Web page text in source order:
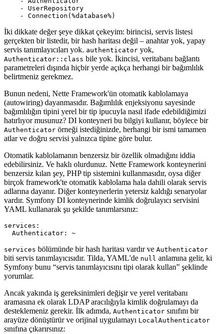
    - UserRepository
İki dikkate değer şeye dikkat çekeyim: birincisi, servis listesi
gerçekten bir listedir, bir hash haritası değil – anahtar yok, yapay
servis tanımlayıcıları yok. authenticator yok,
Authenticator::class bile yok. İkincisi, veritabanı bağlantı
parametreleri dışında hiçbir yerde açıkça herhangi bir bağımlılık
belirtmeniz gerekmez.
Bunun nedeni, Nette Framework'ün otomatik kablolamaya
(autowiring) dayanmasıdır. Bağımlılık enjeksiyonu sayesinde
bağımlılığın tipini yerel bir tip ipucuyla nasıl ifade edebildiğimizi
hatırlıyor musunuz? DI konteyneri bu bilgiyi kullanır, böylece bir
Authenticator örneği istediğinizde, herhangi bir ismi tamamen
atlar ve doğru servisi yalnızca tipine göre bulur.
Otomatik kablolamanın benzersiz bir özellik olmadığını iddia
edebilirsiniz. Ve haklı olurdunuz. Nette Framework konteynerini
benzersiz kılan şey, PHP tip sistemini kullanmasıdır, oysa diğer
birçok framework'te otomatik kablolama hala dahili olarak servis
adlarına dayanır. Diğer konteynerlerin yetersiz kaldığı senaryolar
vardır. Symfony DI konteynerinde kimlik doğrulayıcı servisini
YAML kullanarak şu şekilde tanımlarsınız:
services:
services bölümünde bir hash haritası vardır ve Authenticator
biti servis tanımlayıcısıdır. Tilda, YAML'de null anlamına gelir, ki
Symfony bunu “servis tanımlayıcısını tipi olarak kullan” şeklinde
yorumlar.
Ancak yakında iş gereksinimleri değişir ve yerel veritabanı
aramasına ek olarak LDAP aracılığıyla kimlik doğrulamayı da
desteklemeniz gerekir. İlk adımda, Authenticator sınıfını bir
arayüze dönüştürür ve orijinal uygulamayı LocalAuthenticator
sınıfına çıkarırsınız: